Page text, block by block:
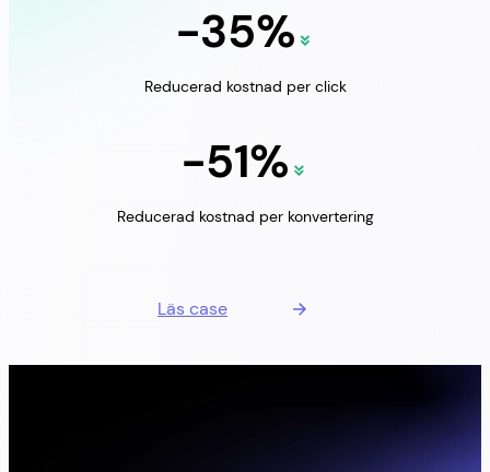
-35%
Reducerad kostnad per click
-51%
Reducerad kostnad per konvertering
Läs case